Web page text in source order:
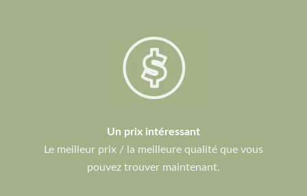
Un prix intéressant
Le meilleur prix / la meilleure qualité que vous
pouvez trouver maintenant.